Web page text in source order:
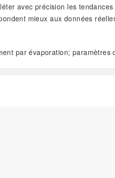
avec précision les
mieux aux données
par évaporation;